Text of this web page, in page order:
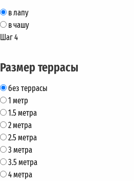
в лапу
в чашу
Шаг 4
Размер террасы
без террасы
1 метр
1.5 метра
2 метра
2.5 метра
3 метра
3.5 метра
4 метра